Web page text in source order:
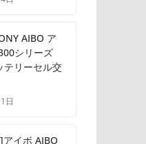
AIBO ア
シリーズ
テリーセル交
日
イボ AIBO